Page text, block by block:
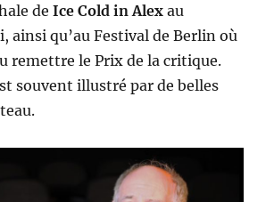
deIce Cold in Alex au
ainsi qu’au Festival de Berlin où
remettre le Prix de la critique.
souvent illustré par de belles